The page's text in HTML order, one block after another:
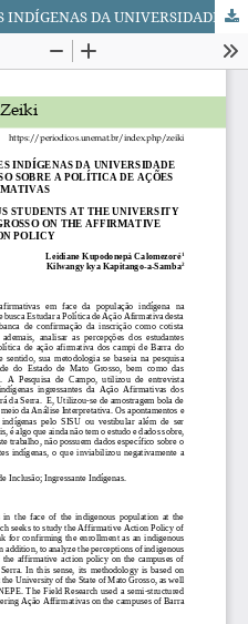
PERCEPÇÕES DE ESTUDANTES INDÍGENAS DA UNIVERSIDADE DO ESTADO DE MATO GROSSO SOBRE A POLÍTICA DE AÇÕES AFIRMATIVAS